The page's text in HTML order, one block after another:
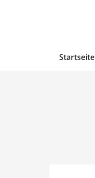
Startseite